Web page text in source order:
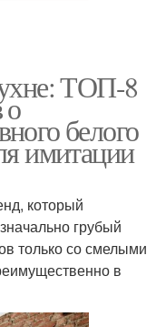
ТОП-8
о
белого
имитации
который
грубый
только со смелыми
в